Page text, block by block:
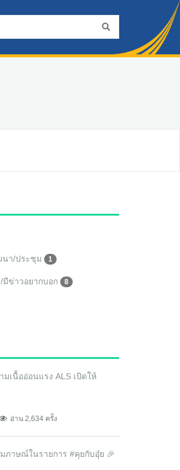
นา/ประชุม 1
ข่าวอยากบอก 8
เนื้ออ่อนแรง ALS เปิดให้
อ่าน 2,634 ครั้ง
ภาษณ์ในรายการ #คุยกับอุ๋ย 🎉